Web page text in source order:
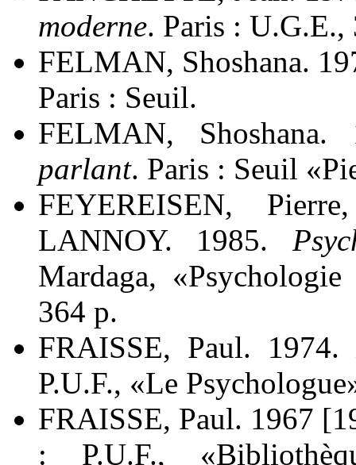
moderne. Paris :
FELMAN, Shoshana.
Paris : Seuil.
FELMAN,
parlant. Paris : Seuil
FEYEREISEN,
LANNOY. 1985.
Mardaga,
364 p.
FRAISSE, Paul. 1974.
P.U.F., «Le
FRAISSE, Paul. 1967
: P.U.F.,